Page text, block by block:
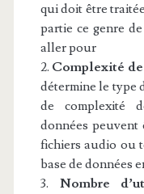
qui doit être
partie ce genre
aller pour
2. Complexité
détermine le type
de complexité
données peuvent
fichiers audio ou
base de données
3. Nombre